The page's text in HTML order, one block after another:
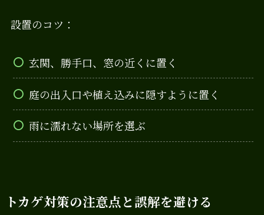
設置のコツ：
玄関、勝手口、窓の近くに置く
庭の出入口や植え込みに隠すように置く
雨に濡れない場所を選ぶ
トカゲ対策の注意点と誤解を避ける